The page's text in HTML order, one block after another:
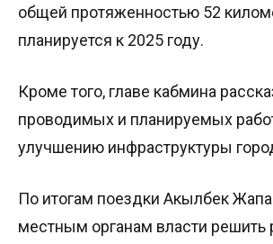
общей протяженностью 52
планируется к 2025 году.
Кроме того, главе кабмина
проводимых и планируемых
улучшению инфраструктуры
По итогам поездки Акылбек
местным органам власти решить